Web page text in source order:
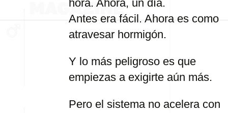
hora. Ahora, un día.
Antes era fácil. Ahora es como
atravesar hormigón.
Y lo más peligroso es que
empiezas a exigirte aún más.
Pero el sistema no acelera con